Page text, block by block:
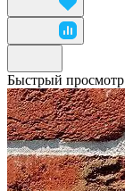
Быстрый просмотр